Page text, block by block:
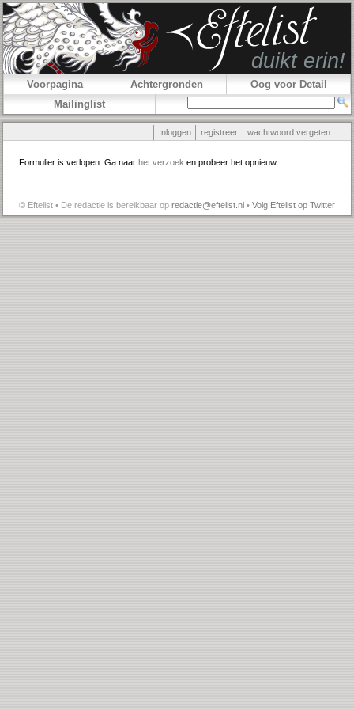
Voorpagina Achtergronden
Oog voor Detail
Mailinglist
Inloggen registreer wachtwoord vergeten
Formulier is verlopen. Ga naar het verzoek en probeer het opnieuw.
© Eftelist • De redactie is bereikbaar op redactie@eftelist.nl • Volg Eftelist op Twitter